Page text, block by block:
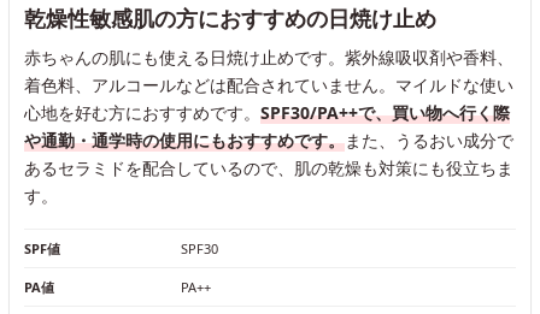
乾燥性敏感肌の方におすすめの日焼け止め
赤ちゃんの肌にも使える日焼け止めです。紫外線吸収剤や香料、
着色料、アルコールなどは配合されていません。マイルドな使い
心地を好む方におすすめです。 SPF30/PA++で、買い物へ行く際
や通勤・通学時の使用にもおすすめです。また、うるおい成分で
あるセラミドを配合しているので、肌の乾燥も対策にも役立ちま
す。
SPF値 SPF30
PA値 PA++